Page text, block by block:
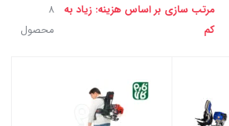
8
محصول
مرتب سازی بر اساس هزینه: زیاد به
کم